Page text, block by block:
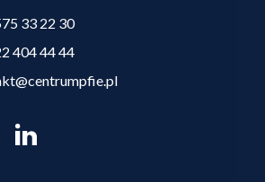
33 22 30
404 44 44